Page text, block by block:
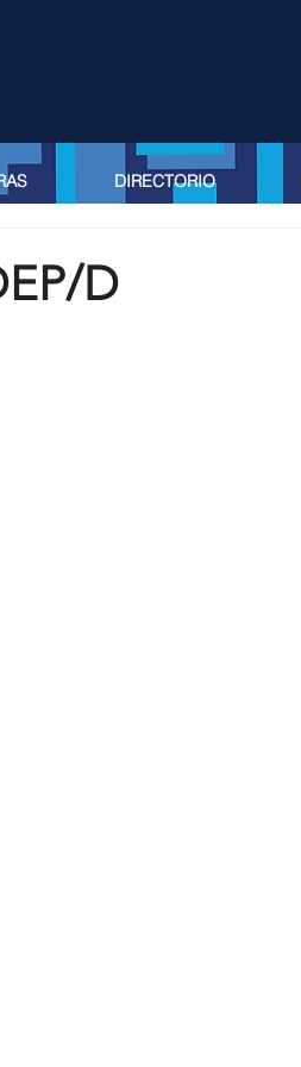
DIRECTORIO
D